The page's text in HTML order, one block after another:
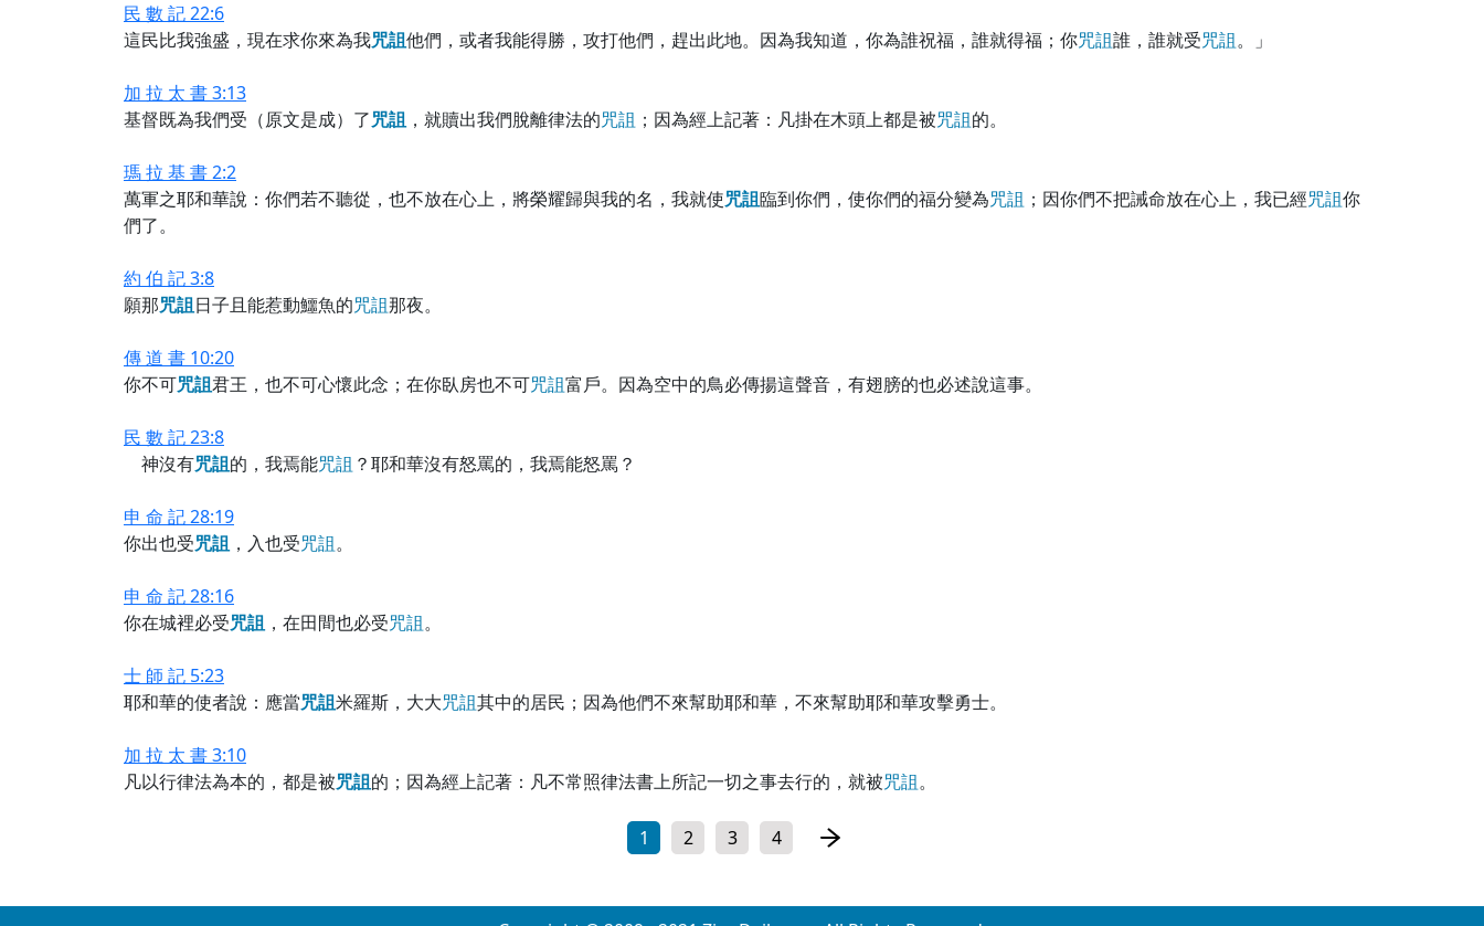
民 數 記 22:6
這民比我強盛，現在求你來為我咒詛他們，或者我能得勝，攻打他們，趕出此地。因為我知道，你為誰祝福，誰就得福；你咒詛誰，誰就受咒詛。」
加 拉 太 書 3:13
基督既為我們受（原文是成）了咒詛 ，就贖出我們脫離律法的咒詛 ；因為經上記著：凡掛在木頭上都是被咒詛的。
瑪 拉 基 書 2:2
萬軍之耶和華說：你們若不聽從，也不放在心上，將榮耀歸與我的名，我就使咒詛臨到你們，使你們的福分變為咒詛 ；因你們不把誡命放在心上，我已經咒詛你
們了。
約 伯 記 3:8
願那咒詛日子且能惹動鱷魚的咒詛那夜。
傳 道 書 10:20
你不可咒詛君王，也不可心懷此念；在你臥房也不可咒詛富戶。因為空中的鳥必傳揚這聲音，有翅膀的也必述說這事。
民 數 記 23:8
神沒有咒詛的，我焉能咒詛 ？耶和華沒有怒罵的，我焉能怒罵？
申 命 記 28:19
你出也受咒詛 ，入也受咒詛。
申 命 記 28:16
你在城裡必受咒詛 ，在田間也必受咒詛。
士 師 記 5:23
耶和華的使者說：應當咒詛米羅斯，大大咒詛其中的居民；因為他們不來幫助耶和華，不來幫助耶和華攻擊勇士。
加 拉 太 書 3:10
凡以行律法為本的，都是被咒詛的；因為經上記著：凡不常照律法書上所記一切之事去行的，就被咒詛。
1 2 3 4